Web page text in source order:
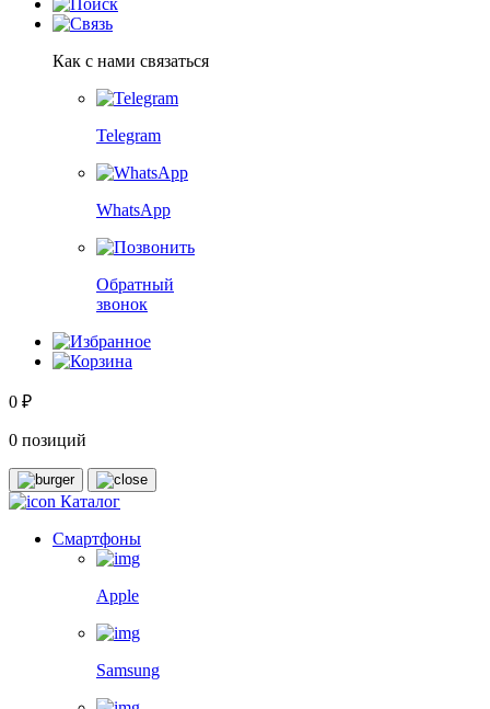
Как с нами связаться
Telegram
WhatsApp
Обратный
звонок
0 ₽
0 позиций
Каталог
Смартфоны
Apple
Samsung